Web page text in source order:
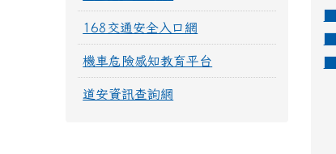
168交通安全入口網
機車危險感知教育平台
道安資訊查詢網